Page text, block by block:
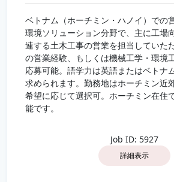
ベトナム（ホーチミン・ハノイ）での
環境ソリューション分野で、主に工場
連する土木工事の営業を担当していた
の営業経験、もしくは機械工学・環境
応募可能。語学力は英語またはベトナ
求められます。勤務地はホーチミン近
希望に応じて選択可。ホーチミン在住
能です。
Job ID: 5927
詳細表示